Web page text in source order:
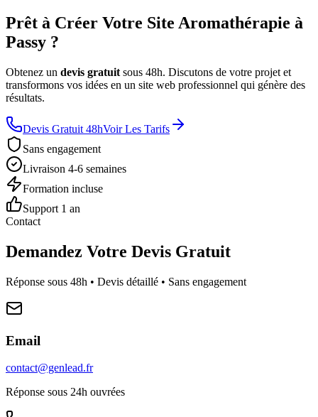
Prêt à Créer Votre Site Aromathérapie à
Passy ?
Obtenez un devis gratuit sous 48h. Discutons de votre projet et
transformons vos idées en un site web professionnel qui génère des
résultats.
Devis Gratuit 48hVoir Les Tarifs
Sans engagement
Livraison 4-6 semaines
Formation incluse
Support 1 an
Contact
Demandez Votre Devis Gratuit
Réponse sous 48h • Devis détaillé • Sans engagement
Email
contact@genlead.fr
Réponse sous 24h ouvrées